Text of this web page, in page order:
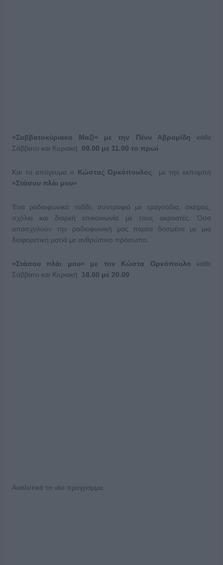
«Σαββατοκύριακο Μαζί» με την Πένυ Αβραμίδη κάθε
Σάββατο και Κυριακή
09.00 με 11.00 το πρωί
Και το απόγευμα ο Κώστας Ορκόπουλος με την εκπομπή
«Στάσου πλάι μου»
Ένα ραδιοφωνικό ταξίδι, συντροφιά με τραγούδια, σκέψεις,
σχόλια και διαρκή επικοινωνία με τους ακροατές. Όσα
απασχολούν την ραδιοφωνική μας παρέα δοσμένα με μια
διαφορετική ματιά με ανθρώπινο πρόσωπο.
«Στάσου πλάι μου» με τον Κώστα Ορκόπουλο κάθε
Σάββατο και Κυριακή 18.00 με 20.00
Αναλυτικά το νέο πρόγραμμα :